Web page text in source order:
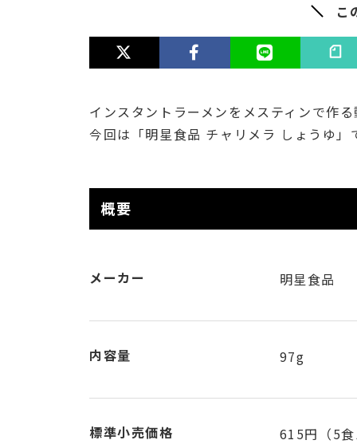
こ
インスタントラーメンをメスティンで作る
今回は「明星食品 チャリメラ しょうゆ」
概要
メーカー 明星食品
内容量 97g
標準小売価格 615円（5食